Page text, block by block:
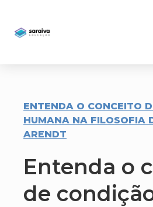
ENTENDA O CONCEITO
HUMANA NA FILOSOFIA
ARENDT
Entenda o
de